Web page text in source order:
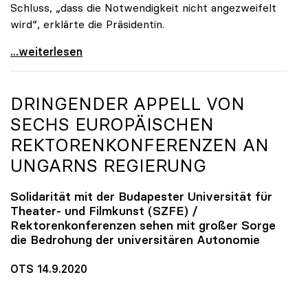
Schluss, „dass die Notwendigkeit nicht angezweifelt
wird“, erklärte die Präsidentin.
Seidler zu finanziellem Mehrbedarf: „Bisher keine
...weiterlesen
DRINGENDER APPELL VON
SECHS EUROPÄISCHEN
REKTORENKONFERENZEN AN
UNGARNS REGIERUNG
Solidarität mit der Budapester Universität für
Theater- und Filmkunst (SZFE) /
Rektorenkonferenzen sehen mit großer Sorge
die Bedrohung der universitären Autonomie
OTS 14.9.2020